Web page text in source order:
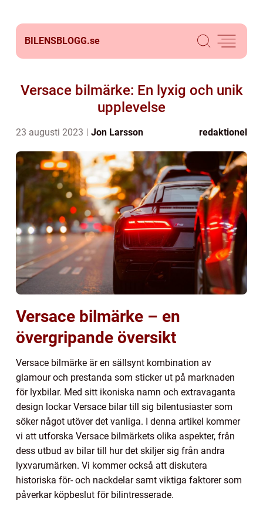
BILENSBLOGG.se
Versace bilmärke: En lyxig och unik
upplevelse
23 augusti 2023 Jon Larsson redaktionel
Versace bilmärke – en
övergripande översikt
Versace bilmärke är en sällsynt kombination av
glamour och prestanda som sticker ut på marknaden
för lyxbilar. Med sitt ikoniska namn och extravaganta
design lockar Versace bilar till sig bilentusiaster som
söker något utöver det vanliga. I denna artikel kommer
vi att utforska Versace bilmärkets olika aspekter, från
dess utbud av bilar till hur det skiljer sig från andra
lyxvarumärken. Vi kommer också att diskutera
historiska för- och nackdelar samt viktiga faktorer som
påverkar köpbeslut för bilintresserade.